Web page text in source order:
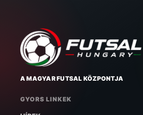
A MAGYAR FUTSAL KÖZPONTJA
GYORS LINKEK